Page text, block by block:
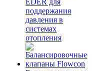
EDER для
поддержания
давления в
системах
отопления